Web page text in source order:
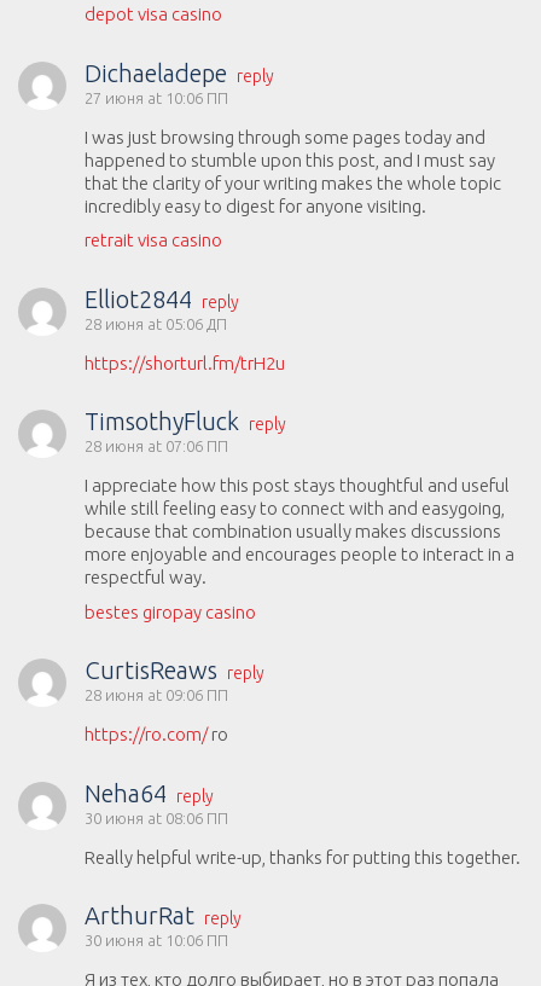
depot visa casino
Dichaeladepe reply
27 июня at 10:06 ПП
I was just browsing through some pages today and
happened to stumble upon this post, and I must say
that the clarity of your writing makes the whole topic
incredibly easy to digest for anyone visiting.
retrait visa casino
Elliot2844 reply
28 июня at 05:06 ДП
https://shorturl.fm/trH2u
TimsothyFluck reply
28 июня at 07:06 ПП
I appreciate how this post stays thoughtful and useful
while still feeling easy to connect with and easygoing,
because that combination usually makes discussions
more enjoyable and encourages people to interact in a
respectful way.
bestes giropay casino
CurtisReaws reply
28 июня at 09:06 ПП
https://ro.com/ro
Neha64 reply
30 июня at 08:06 ПП
Really helpful write-up, thanks for putting this together.
ArthurRat reply
30 июня at 10:06 ПП
Я из тех, кто долго выбирает, но в этот раз попала